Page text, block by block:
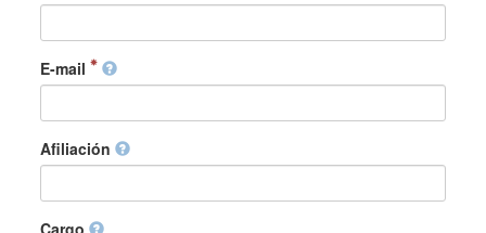
E-mail
Afiliación
Cargo